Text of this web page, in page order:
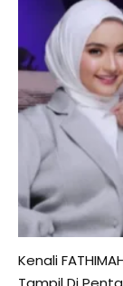
Kenali